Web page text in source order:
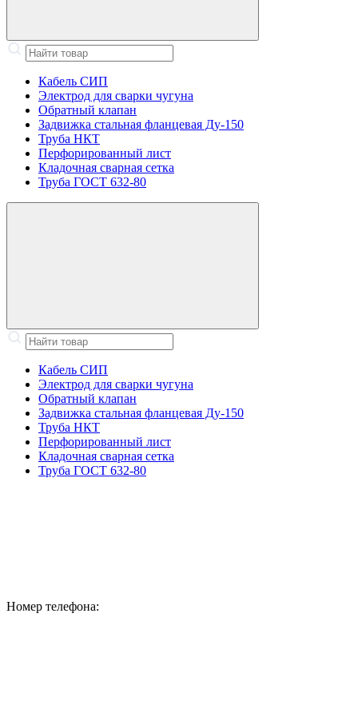
Кабель СИП
Электрод для сварки чугуна
Обратный клапан
Задвижка стальная фланцевая Ду-150
Труба НКТ
Перфорированный лист
Кладочная сварная сетка
Труба ГОСТ 632-80
Кабель СИП
Электрод для сварки чугуна
Обратный клапан
Задвижка стальная фланцевая Ду-150
Труба НКТ
Перфорированный лист
Кладочная сварная сетка
Труба ГОСТ 632-80
Номер телефона: